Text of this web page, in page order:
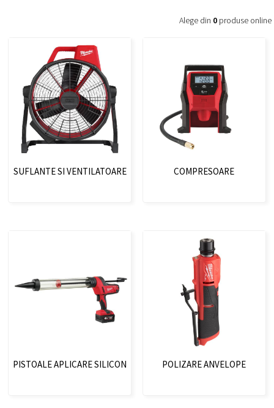
Alege din 0produse online
SUFLANTE SI VENTILATOARE COMPRESOARE
PISTOALE APLICARE SILICON POLIZARE ANVELOPE